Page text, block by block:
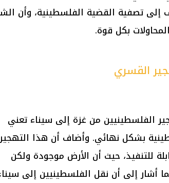
إلى تصفية القضية الفلسطينية، وأن
بكل قوة.
القسري
الفلسطينيين من غزة إلى سيناء تعني
بشكل نهائي. وأضاف أن هذا التهجير
للتنفيذ، حيث أن الأرض موجودة ولكن
إلى أن نقل الفلسطينيين إلى